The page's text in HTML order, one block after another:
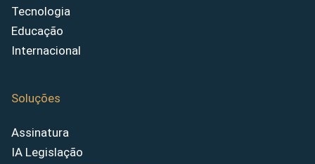
Tecnologia
Educação
Internacional
Soluções
Assinatura
IA Legislação